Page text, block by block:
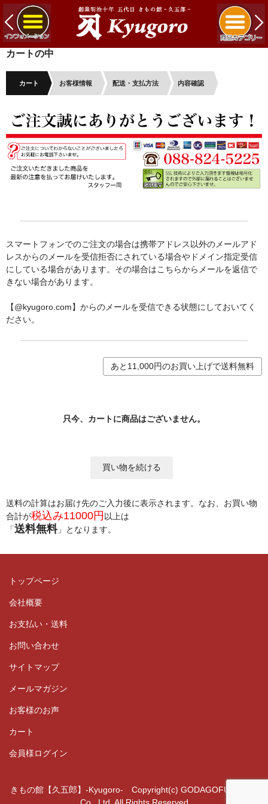
カートの中
カート お客様情報 配送・支払方法 内容確認
スマートフォンでのご注文の場合は携帯アドレス以外のメールアド
レスからのメールを受信拒否にされている場合やドメイン指定受信
にしている場合があります。その場合はこちらからメールを返信で
きない場合があります。
【@kyugoro.com】からのメールを受信できる状態にしておいてく
ださい。
あと11,000円のお買い上げで送料無料
只今、カートに商品はございません。
送料の計算はお届け先のご入力後に表示されます。なお、お買い物
合計が税込み11000円 以上は
「送料無料」となります。
トップページ
会社概要
お支払い・送料
お問い合わせ
サイトマップ
メールマガジン
お客様のお声
カート
会員様ログイン
きもの館【久五郎】-Kyugoro- Copyright(c) GODAGOFUKUTEN
Co., Ltd. All Rights Reserved